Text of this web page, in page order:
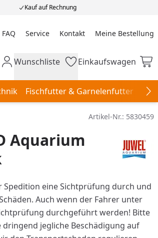
Kauf auf Rechnung
FAQ Service Kontakt Meine Bestellung
Meine Bestellung
Wunschliste
Wunschliste Einkaufswagen
Einkaufswagen
Fischfutter & Garnelenfutter
Artikel-Nr.: 5830459
Aquarium
eine Sichtprüfung durch und
Auch wenn der Fahrer unter
durchgeführt werden! Bitte
jegliche Beschädigung auf